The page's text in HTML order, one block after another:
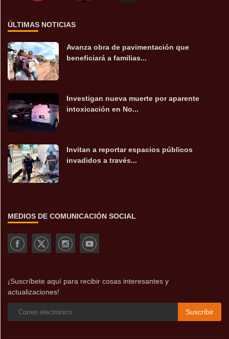
ÚLTIMAS NOTICIAS
Avanza obra de pavimentación que
beneficiará a familias...
Investigan nueva muerte por aparente
intoxicación en No...
Invitan a reportar espacios públicos
invadidos a través...
MEDIOS DE COMUNICACIÓN SOCIAL
¡Suscríbete aquí para recibir cosas interesantes y
actualizaciones!
Suscribir